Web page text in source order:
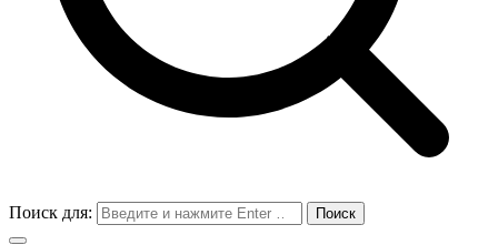
Поиск для: